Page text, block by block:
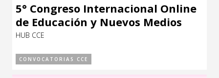
5° Congreso Internacional Online
de Educación y Nuevos Medios
HUB CCE
CONVOCATORIAS CCE